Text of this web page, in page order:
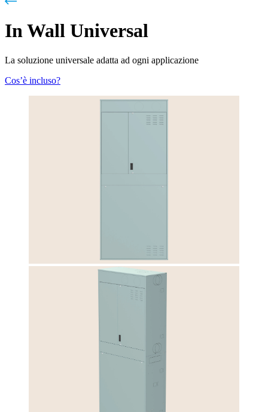
In Wall Universal
La soluzione universale adatta ad ogni applicazione
Cos’è incluso?